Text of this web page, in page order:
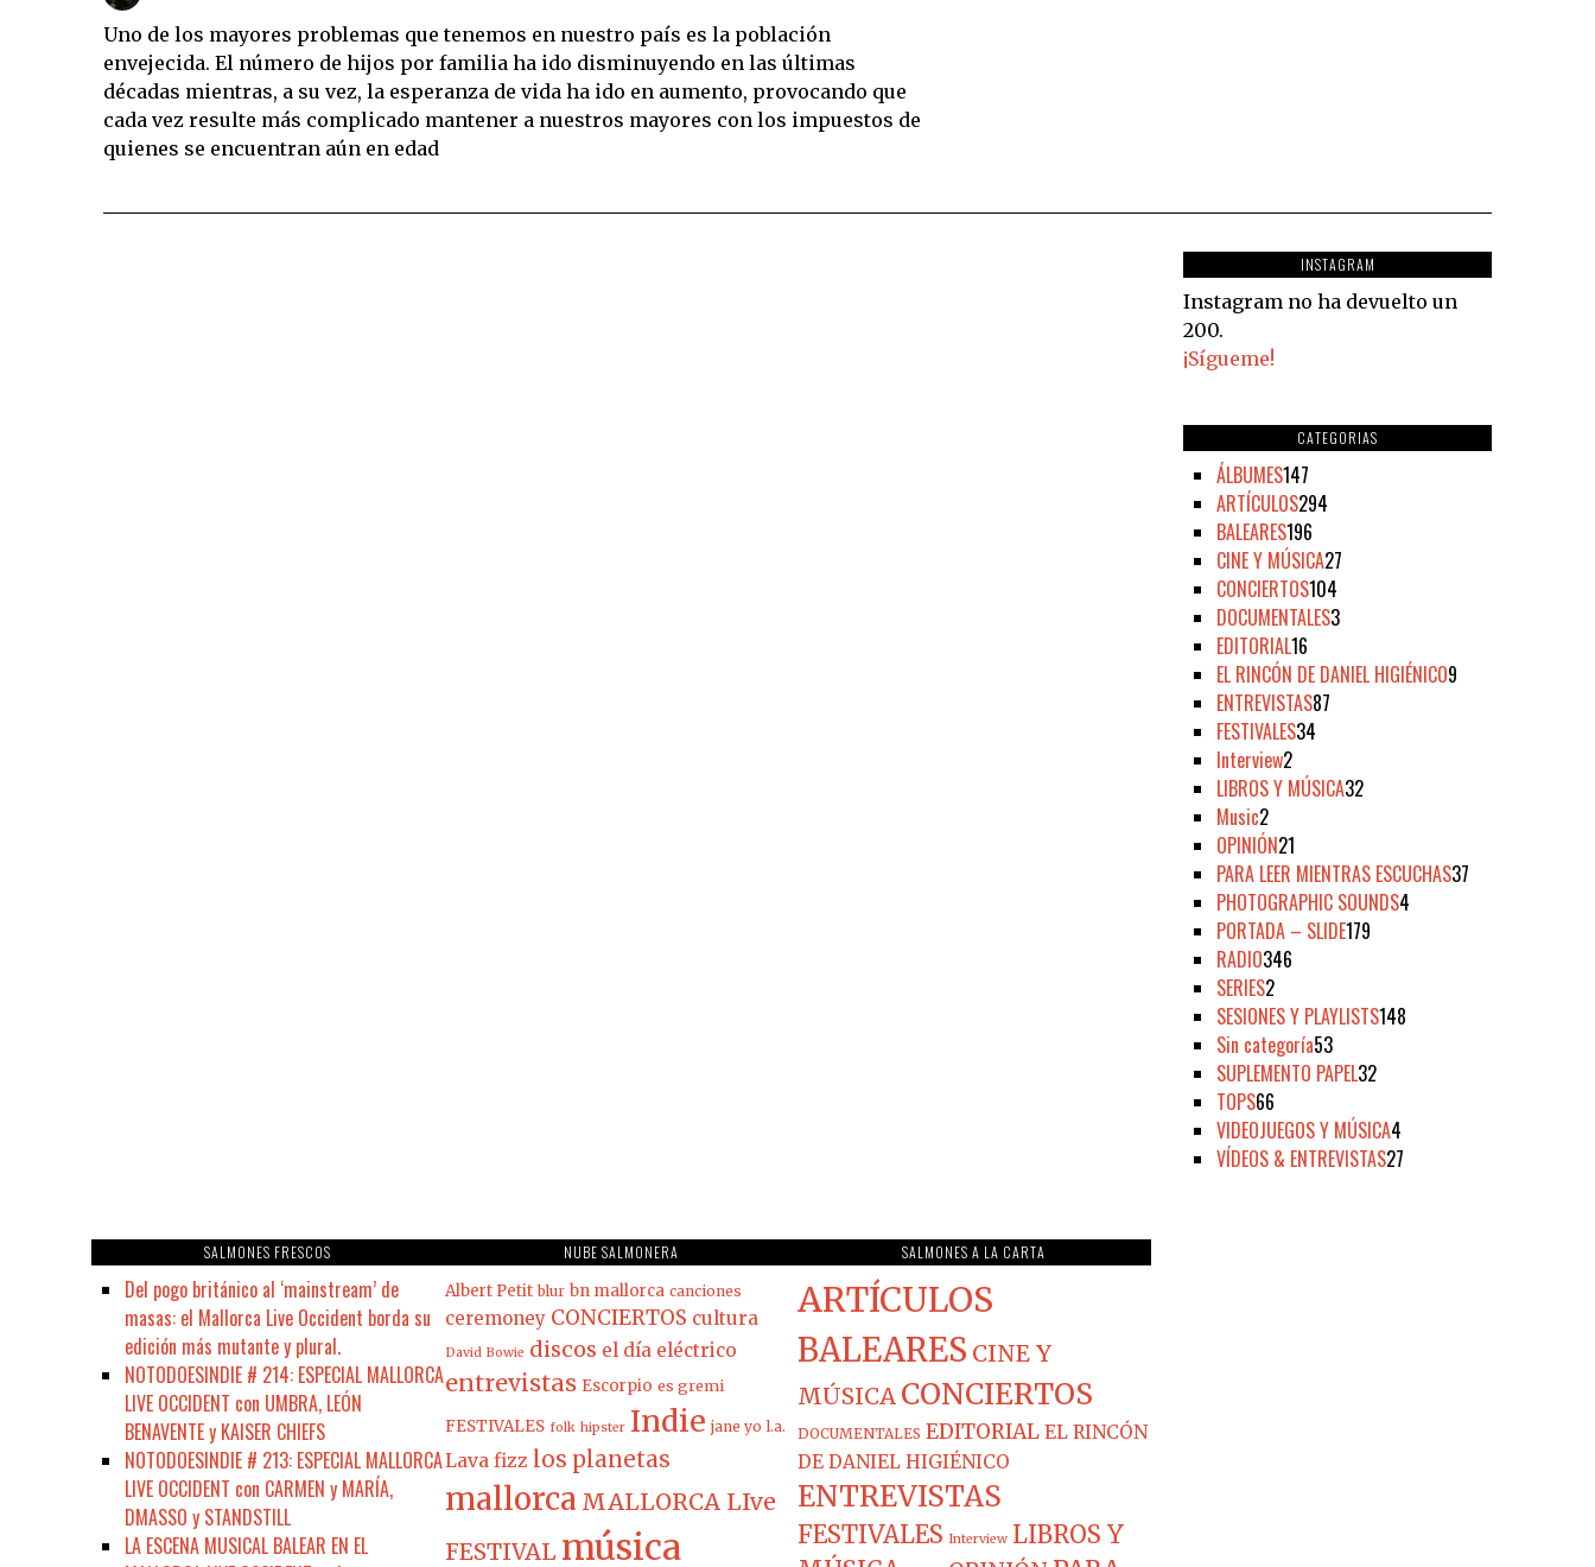
Uno de los mayores problemas que tenemos en nuestro país es la población
envejecida. El número de hijos por familia ha ido disminuyendo en las últimas
décadas mientras, a su vez, la esperanza de vida ha ido en aumento, provocando que
cada vez resulte más complicado mantener a nuestros mayores con los impuestos de
quienes se encuentran aún en edad
INSTAGRAM
Instagram no ha devuelto un
200.
¡Sígueme!
CATEGORIAS
ÁLBUMES147
ARTÍCULOS294
BALEARES196
CINE Y MÚSICA27
CONCIERTOS104
DOCUMENTALES3
EDITORIAL16
EL RINCÓN DE DANIEL HIGIÉNICO9
ENTREVISTAS87
FESTIVALES34
Interview2
LIBROS Y MÚSICA32
Music2
OPINIÓN21
PARA LEER MIENTRAS ESCUCHAS37
PHOTOGRAPHIC SOUNDS4
PORTADA – SLIDE179
RADIO346
SERIES2
SESIONES Y PLAYLISTS148
Sin categoría53
SUPLEMENTO PAPEL32
TOPS66
VIDEOJUEGOS Y MÚSICA4
VÍDEOS & ENTREVISTAS27
SALMONES FRESCOS
Del pogo británico al ‘mainstream’ de
masas: el Mallorca Live Occident borda su
edición más mutante y plural.
NOTODOESINDIE # 214: ESPECIAL MALLORCA
LIVE OCCIDENT con UMBRA, LEÓN
BENAVENTE y KAISER CHIEFS
NOTODOESINDIE # 213: ESPECIAL MALLORCA
LIVE OCCIDENT con CARMEN y MARÍA,
DMASSO y STANDSTILL
LA ESCENA MUSICAL BALEAR EN EL
NUBE SALMONERA
Albert Petit blur bn mallorca canciones
ceremoney CONCIERTOS cultura
David Bowie discos el día eléctrico
entrevistas Escorpio es gremi
FESTIVALES folk hipster Indie jane yo l.a.
Lava fizz los planetas
mallorca MALLORCA LIve
FESTIVAL música
SALMONES A LA CARTA
ARTÍCULOS
BALEARES CINE Y
MÚSICA CONCIERTOS
DOCUMENTALES EDITORIAL EL RINCÓN
DE DANIEL HIGIÉNICO
ENTREVISTAS
FESTIVALES Interview LIBROS Y